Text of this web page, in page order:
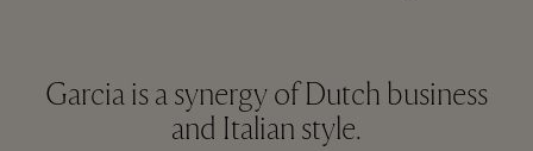
Garcia is a synergy of Dutch business
and Italian style.